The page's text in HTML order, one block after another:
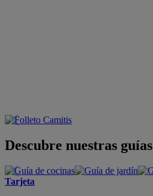
Descubre nuestras guías
Tarjeta